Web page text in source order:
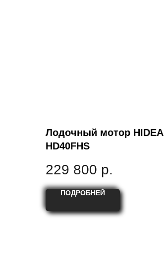
Лодочный мотор HIDEA
HD40FHS
229 800 р.
ПОДРОБНЕЙ